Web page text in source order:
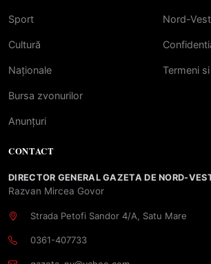
Sport
Cultură
Naționale
Bursa zvonurilor
Anunțuri
Nord-
Termeni
CONTACT
DIRECTOR GENERAL GAZETA DE NORD-
Razvan Mircea Govor
Strada Petofi Sandor 4/A, Satu Mare
0361-407733